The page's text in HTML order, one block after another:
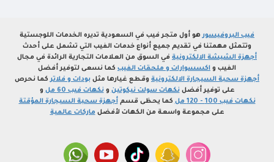
فيب البروفيسورهو أول متجر فيب في السعودية تديره الخدمات اللوجستية
وتتمثل مهمتنا في تقديم جميع أنواع خدمات الفيب التي تشمل على أحدث
أجهزة الشيشة الالكترونية في السوق من العلامات التجارية الرائدة في مجال
الفيب و اكسسوارات و ملحقات الفيب كما نسعى لتوفير أفضل
أجهزة سحبة السيجارة الالكترونية وقطع غيارها مثل بودات و فلاتركما نحرص
على توفير أفضلنكهات سولت نيكوتين ونكهات فيب 60 مل
و
نكهات فيب 100 - 120 مل
كما يحظى قسمأجهزة سحبة السيجارة المؤقتة
على مجموعة واسعة من الكهات لأفضل ماركات عالمية